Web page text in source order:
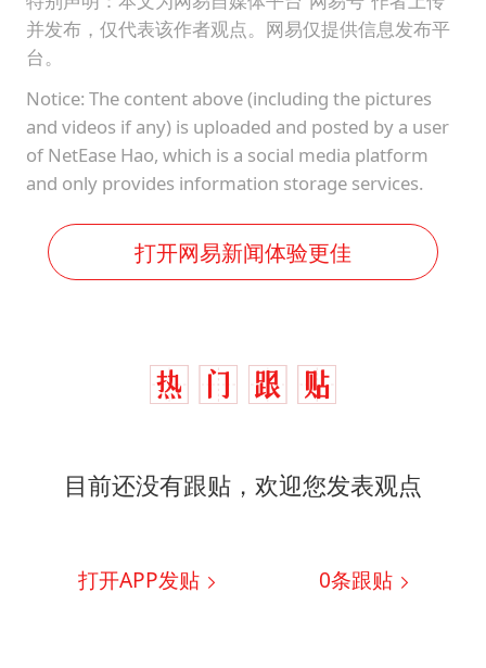
并发布，仅代表该作者观点。网易仅提供信息发布平
台。
Notice: The content above (including the pictures
and videos if any) is uploaded and posted by a user
of NetEase Hao, which is a social media platform
and only provides information storage services.
打开网易新闻体验更佳
目前还没有跟贴，欢迎您发表观点
打开APP发贴 0条跟贴